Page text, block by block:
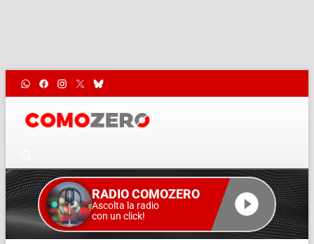
RADIO COMOZERO
Ascolta la radio
con un click!